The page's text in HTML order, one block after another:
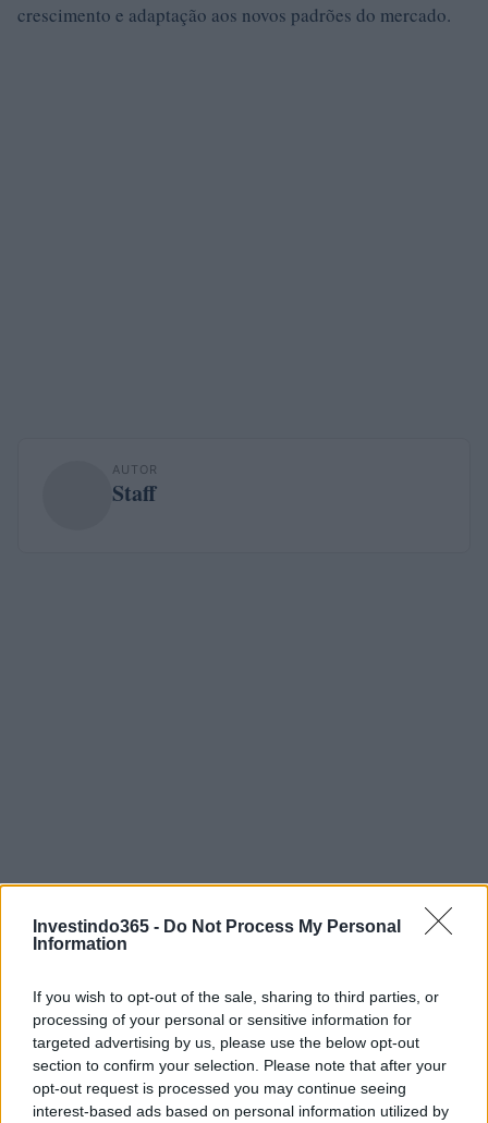
Investindo365 - Do Not Process My Personal
Information
If you wish to opt-out of the sale, sharing to third parties, or
processing of your personal or sensitive information for
targeted advertising by us, please use the below opt-out
section to confirm your selection. Please note that after your
opt-out request is processed you may continue seeing
interest-based ads based on personal information utilized by
crescimento e adaptação aos novos padrões do mercado.
AUTOR
Staff
Continue lendo
NÃO CLASSIFICADO